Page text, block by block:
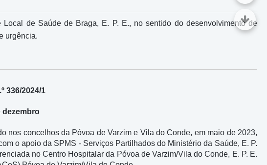
de Saúde de Braga, E. P. E., no sentido do desenvolvimento de
urgência.
336/2024/1
dezembro
nos concelhos da Póvoa de Varzim e Vila do Conde, em maio de 2023,
o apoio da SPMS - Serviços Partilhados do Ministério da Saúde, E. P.
no Centro Hospitalar da Póvoa de Varzim/Vila do Conde, E. P. E.